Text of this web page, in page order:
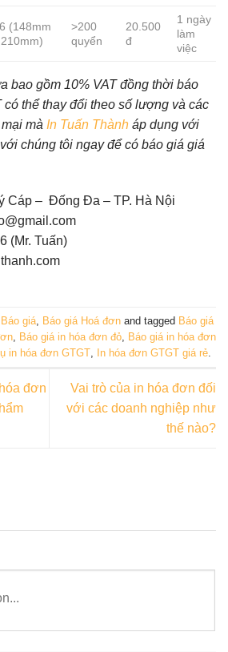
(148mm
>200
quyển
20.500
đ
1 ngày
làm
việc
bao gồm 10% VAT đồng thời báo
thể thay đổi theo số lượng và các
mà In Tuấn Thành áp dụng với
chúng tôi ngay để có báo giá giá
Cáp – Đống Đa – TP. Hà Nội
(Mr. Tuấn)
Báo giá Báo giá Hoá đơn and tagged Báo giá
Báo giá in hóa đơn đỏ Báo giá in hóa đơn
in hóa đơn GTGT In hóa đơn GTGT giá rẻ
đơn
Vai trò của in hóa đơn đối
với các doanh nghiệp như
thế nào?